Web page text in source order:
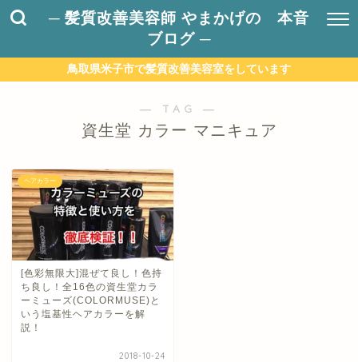
─ 髪質改善美容師 やまかげの 本音
ブログ ─
鳥取県米子市で髪質改善美容室をしています
― TAG ―
資生堂 カラー マニキュア
ヘアカラー
[色彩無限大]混ぜて良し！色持
ち良し！全16色の資生堂カラ
ーミューズ(COLORMUSE)と
いう塩基性ヘアカラーを解
説！
2018-10-24